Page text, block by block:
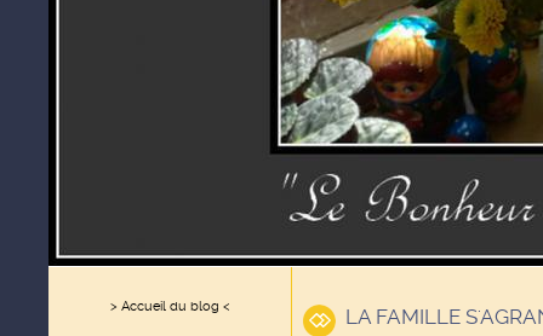
> Accueil du blog < LA FAMILLE